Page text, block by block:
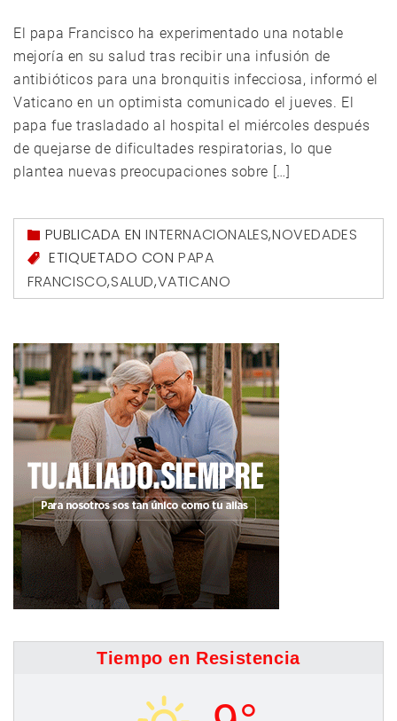
El papa Francisco ha experimentado una notable
mejoría en su salud tras recibir una infusión de
antibióticos para una bronquitis infecciosa, informó el
Vaticano en un optimista comunicado el jueves. El
papa fue trasladado al hospital el miércoles después
de quejarse de dificultades respiratorias, lo que
plantea nuevas preocupaciones sobre […]
PUBLICADA ENINTERNACIONALES,NOVEDADES
ETIQUETADO CONPAPA
FRANCISCO,SALUD,VATICANO
Tiempo en Resistencia